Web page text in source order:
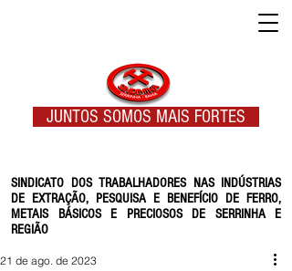
SINDICATO DOS TRABALHADORES NAS INDÚSTRIAS
DE EXTRAÇÃO, PESQUISA E BENEFÍCIO DE FERRO,
METAIS BÁSICOS E PRECIOSOS DE SERRINHA E
REGIÃO
JUNTOS SOMOS MAIS FORTES
21 de ago. de 2023